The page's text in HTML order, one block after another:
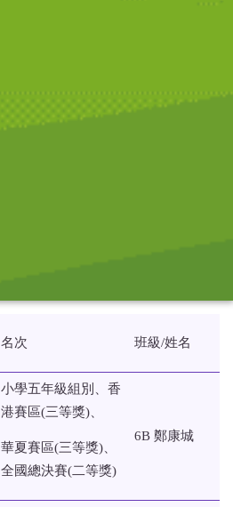
名次 班級/姓名
小學五年級組別、香
港賽區(三等獎)、
華夏賽區(三等獎)、
全國總決賽(二等獎)
6B 鄭康城